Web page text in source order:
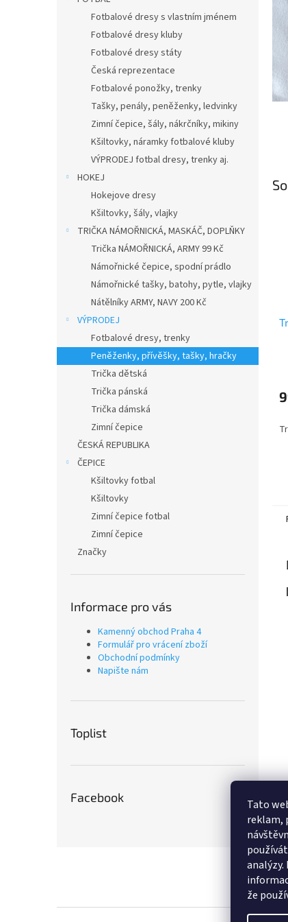
Tato
reklam,
že
Fotbalové dresy s vlastním jménem
Fotbalové dresy kluby
Fotbalové dresy státy
Česká reprezentace
Fotbalové ponožky, trenky
Tašky, penály, peněženky, ledvinky
Zimní čepice, šály, nákrčníky, mikiny
Kšiltovky, náramky fotbalové kluby
VÝPRODEJ fotbal dresy, trenky aj.
HOKEJ
Hokejove dresy
Kšiltovky, šály, vlajky
TRIČKA NÁMOŘNICKÁ, MASKÁČ, DOPLŇKY
Trička NÁMOŘNICKÁ, ARMY 99 Kč
Námořnické čepice, spodní prádlo
Námořnické tašky, batohy, pytle, vlajky
Nátělníky ARMY, NAVY 200 Kč
VÝPRODEJ
Fotbalové dresy, trenky
Peněženky, přívěšky, tašky, hračky
Trička dětská
Trička pánská
Trička dámská
Zimní čepice
ČESKÁ REPUBLIKA
ČEPICE
Kšiltovky fotbal
Kšiltovky
Zimní čepice fotbal
Zimní čepice
Značky
Informace pro vás
Kamenný obchod Praha 4
Formulář pro vrácení zboží
Obchodní podmínky
Napište nám
Toplist
Facebook